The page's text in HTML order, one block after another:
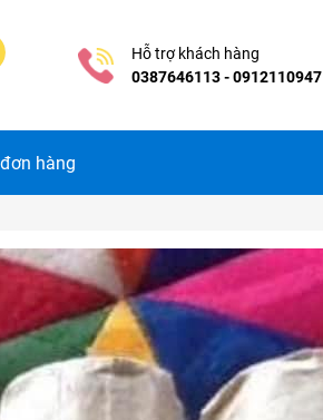
Hỗ trợ khách hàng
0387646113 - 0912110947
hàng